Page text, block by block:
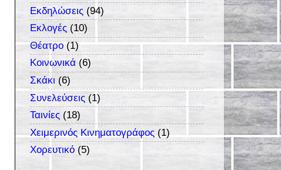
Εκδηλώσεις (94)
Εκλογές (10)
Θέατρο (1)
Κοινωνικά (6)
Σκάκι (6)
Συνελεύσεις (1)
Ταινίες (18)
Χειμερινός Κινηματογράφος (1)
Χορευτικό (5)